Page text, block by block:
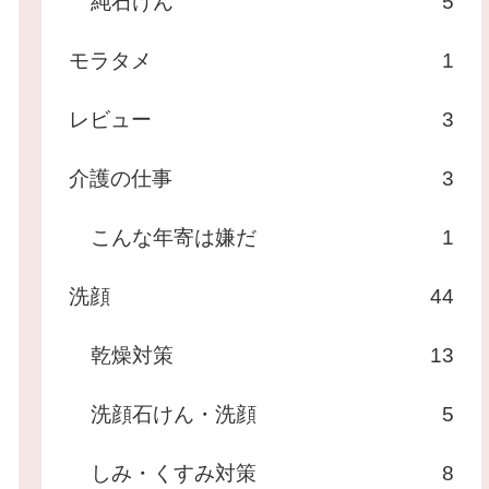
モラタメ 1
レビュー 3
介護の仕事 3
こんな年寄は嫌だ 1
洗顔 44
乾燥対策 13
洗顔石けん・洗顔 5
しみ・くすみ対策 8